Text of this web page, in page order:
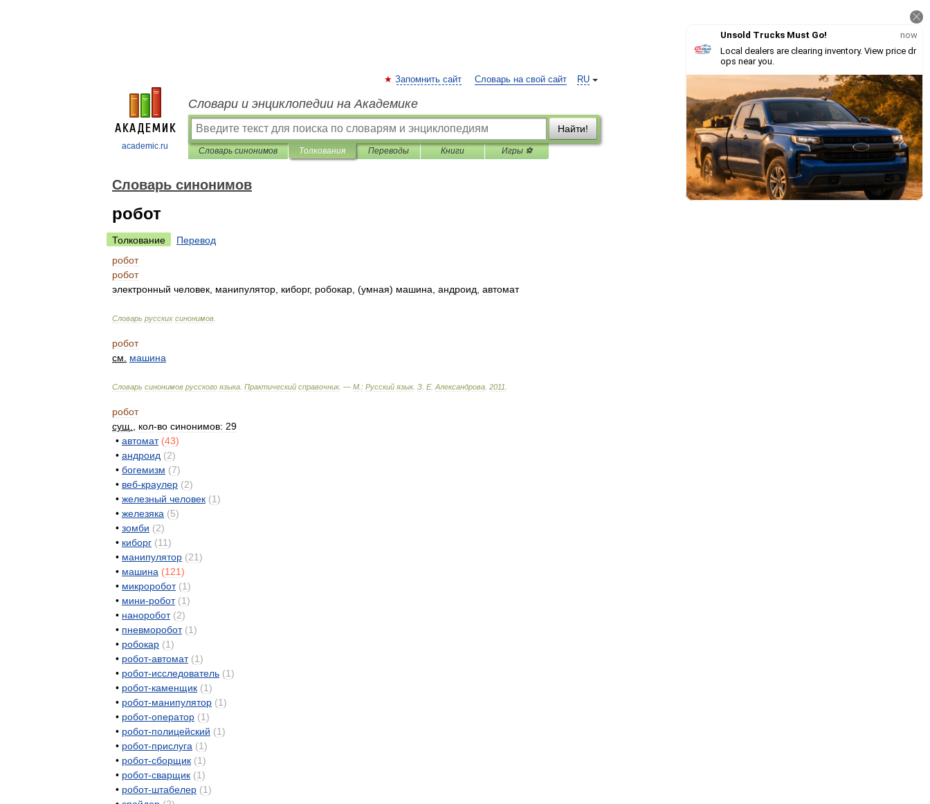
academic.ru
RU
Запомнить сайт Словарь на свой сайт
Словари и энциклопедии на Академике
Найти!
Словарь синонимов Толкования Переводы Книги Игры ⚽
Словарь синонимов
робот
Толкование
Перевод
робот
робот
электронный человек манипулятор киборг, робокар , (умная) машина андроид автомат
Словарь русских синонимов
робот
см
машина
Словарь синонимов русского языка Практический справочник. — М : Русский язык. З Е. Александрова 2011
робот
сущ
кол-во синонимов: 29
• автомат (43)
• андроид (2)
• богемизм (7)
• веб-краулер (2)
• железный человек (1)
• железяка (5)
• зомби (2)
• киборг (11)
• манипулятор (21)
• машина (121)
• микроробот (1)
• мини-робот (1)
• наноробот (2)
• пневморобот (1)
• робокар (1)
• робот-автомат (1)
• робот-исследователь (1)
• робот-каменщик (1)
• робот-манипулятор (1)
• робот-оператор (1)
• робот-полицейский (1)
• робот-прислуга (1)
• робот-сборщик (1)
• робот-сварщик (1)
• робот-штабелер (1)